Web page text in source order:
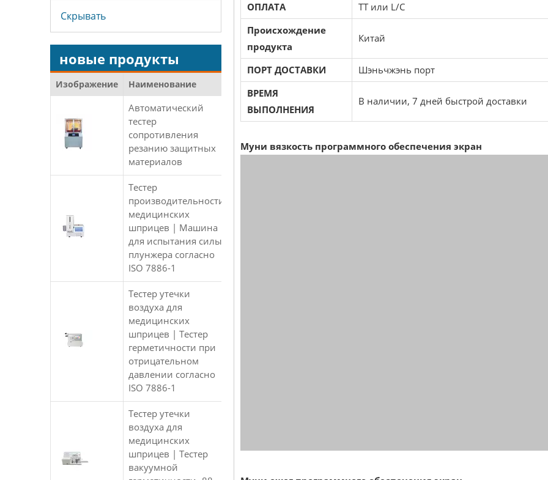
Скрывать
новые продукты
Изображение Наименование
Автоматический
тестер
сопротивления
резанию защитных
материалов
Тестер
производительности
медицинских
шприцев | Машина
для испытания силы
плунжера согласно
ISO 7886-1
Тестер утечки
воздуха для
медицинских
шприцев | Тестер
герметичности при
отрицательном
давлении согласно
ISO 7886-1
Тестер утечки
воздуха для
медицинских
шприцев | Тестер
вакуумной
ОПЛАТА
TT или L/C
Происхождение
продукта
Китай
ПОРТ ДОСТАВКИ
Шэньчжэнь порт
ВРЕМЯ
ВЫПОЛНЕНИЯ
В наличии, 7 дней быстрой доставки
Муни вязкость программного обеспечения экран